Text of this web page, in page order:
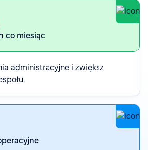
co miesiąc
administracyjne i zwiększ